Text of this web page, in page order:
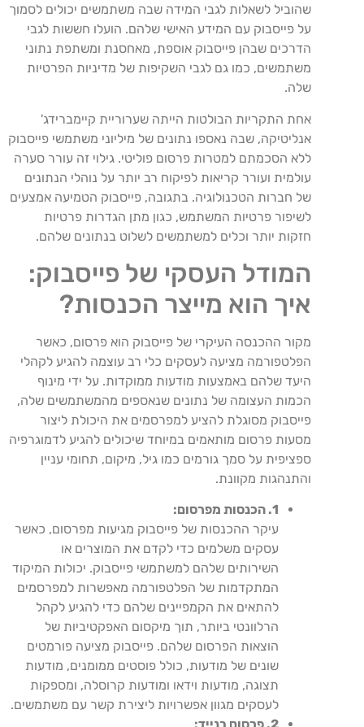
שהוביל לשאלות לגבי המידה שבה משתמשים יכולים לסמוך
על פייסבוק עם המידע האישי שלהם. הועלו חששות לגבי
הדרכים שבהן פייסבוק אוספת, מאחסנת ומשתפת נתוני
משתמשים, כמו גם לגבי השקיפות של מדיניות הפרטיות
שלה.
אחת התקריות הבולטות הייתה שערוריית קיימברידג'
אנליטיקה, שבה נאספו נתונים של מיליוני משתמשי פייסבוק
ללא הסכמתם למטרות פרסום פוליטי. גילוי זה עורר סערה
עולמית ועורר קריאות לפיקוח רב יותר על נוהלי הנתונים
של חברות הטכנולוגיה. בתגובה, פייסבוק הטמיעה אמצעים
לשיפור פרטיות המשתמש, כגון מתן הגדרות פרטיות
חזקות יותר וכלים למשתמשים לשלוט בנתונים שלהם.
המודל העסקי של פייסבוק:
איך הוא מייצר הכנסות?
מקור ההכנסה העיקרי של פייסבוק הוא פרסום, כאשר
הפלטפורמה מציעה לעסקים כלי רב עוצמה להגיע לקהלי
היעד שלהם באמצעות מודעות ממוקדות. על ידי מינוף
הכמות העצומה של נתונים שנאספים מהמשתמשים שלה,
פייסבוק מסוגלת להציע למפרסמים את היכולת ליצור
מסעות פרסום מותאמים במיוחד שיכולים להגיע לדמוגרפיה
ספציפית על סמך גורמים כמו גיל, מיקום, תחומי עניין
והתנהגות מקוונת.
1. הכנסות מפרסום:
עיקר ההכנסות של פייסבוק מגיעות מפרסום, כאשר
עסקים משלמים כדי לקדם את המוצרים או
השירותים שלהם למשתמשי פייסבוק. יכולות המיקוד
המתקדמות של הפלטפורמה מאפשרות למפרסמים
להתאים את הקמפיינים שלהם כדי להגיע לקהל
הרלוונטי ביותר, תוך מיקסום האפקטיביות של
הוצאות הפרסום שלהם. פייסבוק מציעה פורמטים
שונים של מודעות, כולל פוסטים ממומנים, מודעות
תצוגה, מודעות וידאו ומודעות קרוסלה, ומספקות
לעסקים מגוון אפשרויות ליצירת קשר עם משתמשים.